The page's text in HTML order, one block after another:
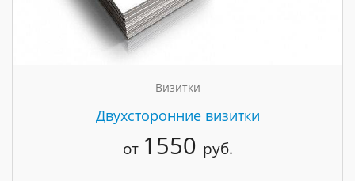
Визитки
Двухсторонние визитки
от 1550 руб.